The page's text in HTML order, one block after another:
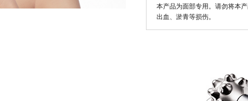
本产品为面部专用。请勿将本
出血、淤青等损伤。